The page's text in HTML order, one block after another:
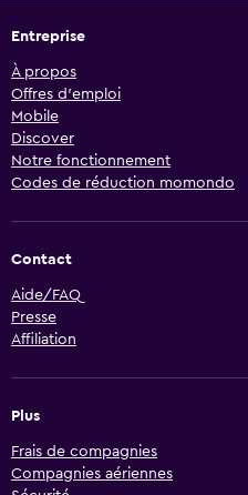
Entreprise
À propos
Offres d’emploi
Mobile
Discover
Notre fonctionnement
Codes de réduction momondo
Contact
Aide/FAQ
Presse
Affiliation
Plus
Frais de compagnies
Compagnies aériennes